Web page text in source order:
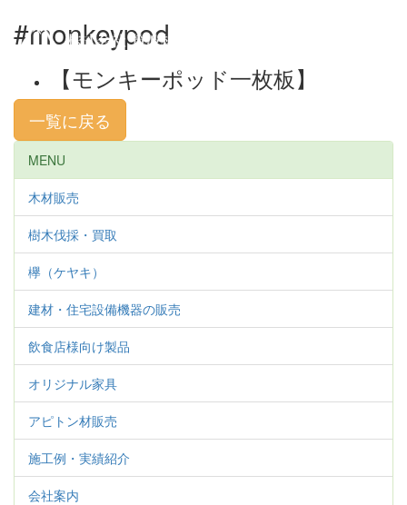
#monkeypod
【モンキーポッド一枚板】
一覧に戻る
MENU
木材販売
樹木伐採・買取
欅（ケヤキ）
建材・住宅設備機器の販売
飲食店様向け製品
オリジナル家具
アピトン材販売
施工例・実績紹介
会社案内